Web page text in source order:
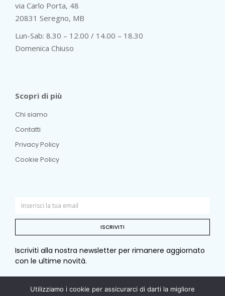
via Carlo Porta, 48
20831 Seregno, MB
Lun-Sab: 8.30 – 12.00 / 14.00 – 18.30
Domenica Chiuso
Scopri di più
Chi siamo
Contatti
Privacy Policy
Cookie Policy
ISCRIVITI
Iscriviti alla nostra newsletter per rimanere aggiornato
con le ultime novità.
Utilizziamo i cookie per assicurarci di darti la migliore